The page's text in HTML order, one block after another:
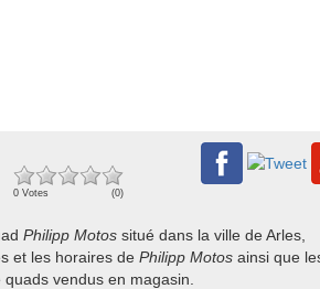
0 Votes (0)
Philipp Motos situé dans la ville de Arles,
et les horaires de Philipp Motos ainsi que
vendus en magasin.